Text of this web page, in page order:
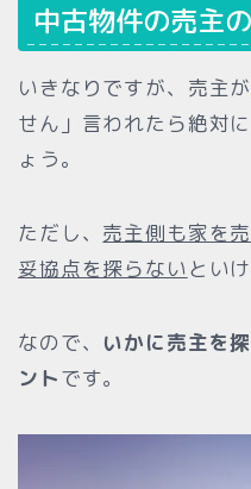
中古物件の売主
いきなりですが、売主
せん」言われたら絶対
ょう。
ただし、 売主側も家を
妥協点を探らない とい
なので、 いかに売主を
ントです。